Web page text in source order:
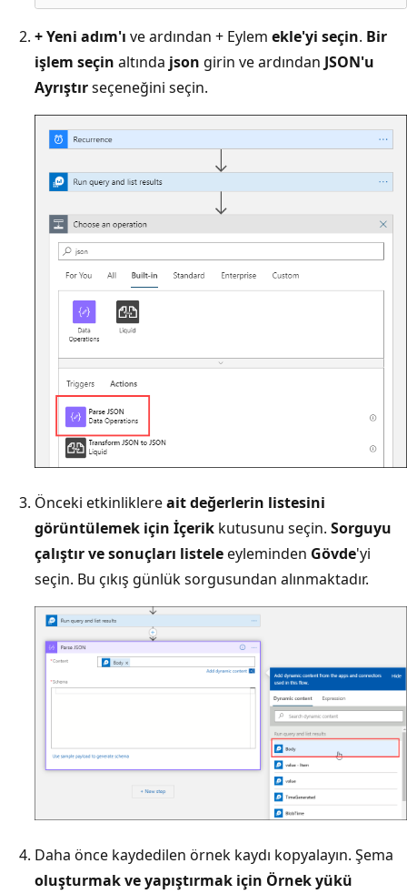
+ Yeni adım'ı ve ardından + Eylem ekle'yi seçin. Bir
işlem seçin altında json girin ve ardından JSON'u
Ayrıştırseçeneğini seçin.
Önceki etkinliklereait değerlerin listesini
görüntülemek için İçerik kutusunu seçin. Sorguyu
çalıştır ve sonuçları listeleeyleminden Gövde'yi
seçin. Bu çıkış günlük sorgusundan alınmaktadır.
Daha önce kaydedilen örnek kaydı kopyalayın. Şema
oluşturmak ve yapıştırmak için Örnek yükü